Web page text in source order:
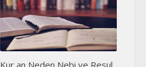
Kur an Neden Nebi ve Resul